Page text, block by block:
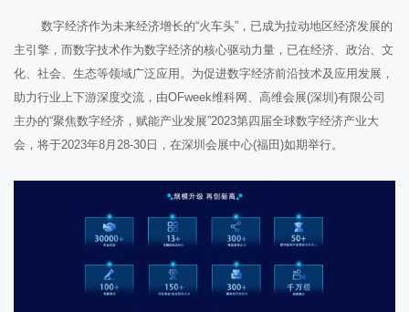
数字经济作为未来经济增长的“火车头”，已成为拉动地区经济发展的
主引擎，而数字技术作为数字经济的核心驱动力量，已在经济、政治、文
化、社会、生态等领域广泛应用。为促进数字经济前沿技术及应用发展，
助力行业上下游深度交流，由OFweek维科网、高维会展(深圳)有限公司
主办的“聚焦数字经济，赋能产业发展”2023第四届全球数字经济产业大
会，将于2023年8月28-30日，在深圳会展中心(福田)如期举行。